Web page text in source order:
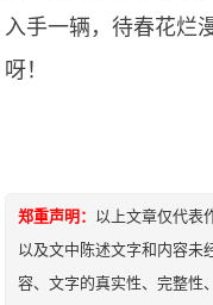
入手一辆，待春花烂
呀！
郑重声明： 以上文章仅代表
以及文中陈述文字和内容未
容、文字的真实性、完整性